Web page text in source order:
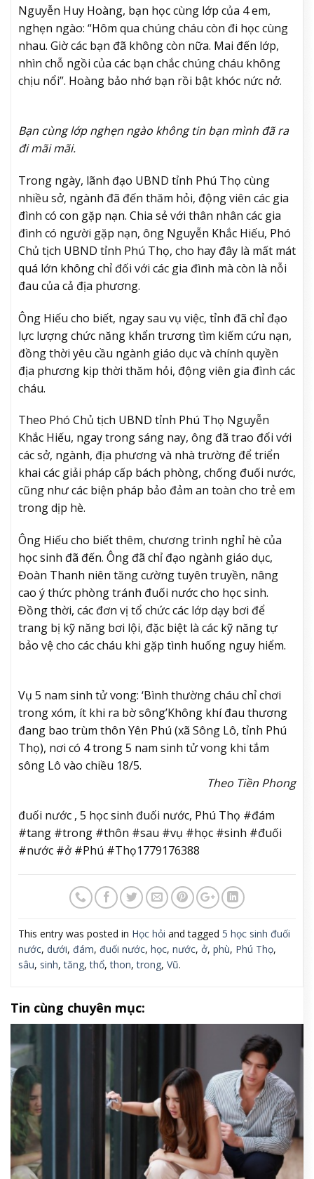
Nguyễn Huy Hoàng, bạn học cùng lớp của 4 em,
nghẹn ngào: “Hôm qua chúng cháu còn đi học cùng
nhau. Giờ các bạn đã không còn nữa. Mai đến lớp,
nhìn chỗ ngồi của các bạn chắc chúng cháu không
chịu nổi”. Hoàng bảo nhớ bạn rồi bật khóc nức nở.
Bạn cùng lớp nghẹn ngào không tin bạn mình đã ra
đi mãi mãi.
Trong ngày, lãnh đạo UBND tỉnh Phú Thọ cùng
nhiều sở, ngành đã đến thăm hỏi, động viên các gia
đình có con gặp nạn. Chia sẻ với thân nhân các gia
đình có người gặp nạn, ông Nguyễn Khắc Hiếu, Phó
Chủ tịch UBND tỉnh Phú Thọ, cho hay đây là mất mát
quá lớn không chỉ đối với các gia đình mà còn là nỗi
đau của cả địa phương.
Ông Hiếu cho biết, ngay sau vụ việc, tỉnh đã chỉ đạo
lực lượng chức năng khẩn trương tìm kiếm cứu nạn,
đồng thời yêu cầu ngành giáo dục và chính quyền
địa phương kịp thời thăm hỏi, động viên gia đình các
cháu.
Theo Phó Chủ tịch UBND tỉnh Phú Thọ Nguyễn
Khắc Hiếu, ngay trong sáng nay, ông đã trao đổi với
các sở, ngành, địa phương và nhà trường để triển
khai các giải pháp cấp bách phòng, chống đuối nước,
cũng như các biện pháp bảo đảm an toàn cho trẻ em
trong dịp hè.
Ông Hiếu cho biết thêm, chương trình nghỉ hè của
học sinh đã đến. Ông đã chỉ đạo ngành giáo dục,
Đoàn Thanh niên tăng cường tuyên truyền, nâng
cao ý thức phòng tránh đuối nước cho học sinh.
Đồng thời, các đơn vị tổ chức các lớp dạy bơi để
trang bị kỹ năng bơi lội, đặc biệt là các kỹ năng tự
bảo vệ cho các cháu khi gặp tình huống nguy hiểm.
Vụ 5 nam sinh tử vong: ‘Bình thường cháu chỉ chơi
trong xóm, ít khi ra bờ sông’Không khí đau thương
đang bao trùm thôn Yên Phú (xã Sông Lô, tỉnh Phú
Thọ), nơi có 4 trong 5 nam sinh tử vong khi tắm
sông Lô vào chiều 18/5.
​Theo Tiền Phong
đuối nước , 5 học sinh đuối nước, Phú Thọ #đám
#tang #trong #thôn #sau #vụ #học #sinh #đuối
#nước #ở #Phú #Thọ1779176388
This entry was posted in Học hỏi and tagged 5 học sinh đuối
nước, dưới, đám, đuối nước, học, nước, ở, phù, Phú Thọ,
sâu, sinh,tăng,thổ,thon,trong, Vũ.
Tin cùng chuyên mục: